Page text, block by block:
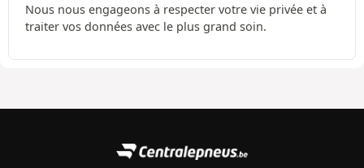
Nous nous engageons à respecter votre vie privée et à
traiter vos données avec le plus grand soin.